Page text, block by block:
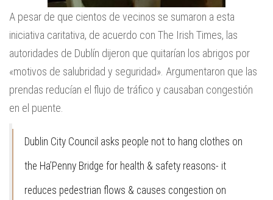
A pesar de que cientos de vecinos se sumaron a esta
iniciativa caritativa, de acuerdo con The Irish Times, las
autoridades de Dublín dijeron que quitarían los abrigos por
«motivos de salubridad y seguridad». Argumentaron que las
prendas reducían el flujo de tráfico y causaban congestión
en el puente.
Dublin City Council asks people not to hang clothes on
the Ha’Penny Bridge for health & safety reasons- it
reduces pedestrian flows & causes congestion on